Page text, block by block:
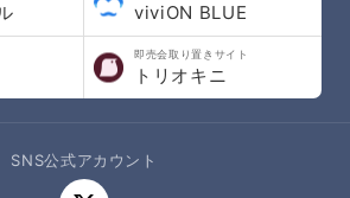
viviON BLUE
即売会取り置きサイト
トリオキニ
SNS公式アカウント